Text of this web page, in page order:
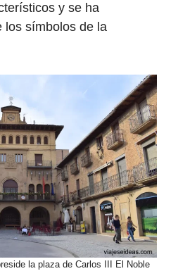
y se ha
los símbolos de la
la plaza de Carlos III El Noble